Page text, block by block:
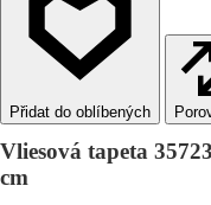
Vliesová tapeta
cm